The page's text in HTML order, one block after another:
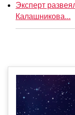
Эксперт
Калашникова...